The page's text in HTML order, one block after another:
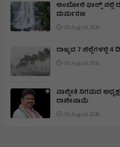
ಅಂಬೋಲಿ ಫಾಲ್ಸ್ ನಲ್ಲಿ
ದುರ್ಮರಣ
05 August 2026
ರಾಜ್ಯದ 7 ಜಿಲ್ಲೆಗಳಲ್ಲಿ
05 August 2026
ವಾಲ್ಮೀಕಿ ನಿಗಮದ
ರಾಜೀನಾಮೆ
05 August 2026